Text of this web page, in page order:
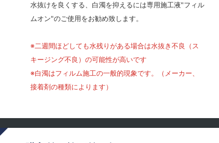
水抜けを良くする、白濁を抑えるには専用施工液"フィル
ムオン"のご使用をお勧め致します。
※二週間ほどしても水残りがある場合は水抜き不良（ス
キージング不良）の可能性が高いです
※白濁はフィルム施工の一般的現象です。（メーカー、
接着剤の種類によります）